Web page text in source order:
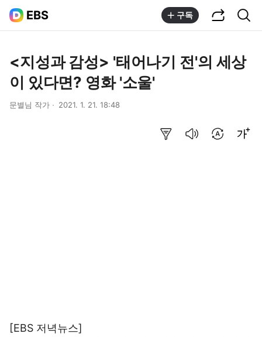
EBS 구독
<지성과 감성> '태어나기 전'의 세상
이 있다면? 영화 '소울'
문별님 작가 2021. 1. 21. 18:48
[EBS 저녁뉴스]